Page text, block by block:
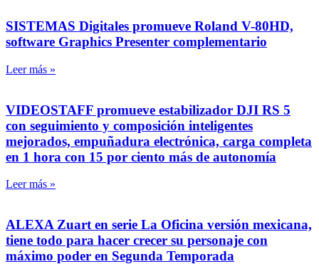
SISTEMAS Digitales promueve Roland V-80HD,
software Graphics Presenter complementario
Leer más »
VIDEOSTAFF promueve estabilizador DJI RS 5
con seguimiento y composición inteligentes
mejorados, empuñadura electrónica, carga completa
en 1 hora con 15 por ciento más de autonomía
Leer más »
ALEXA Zuart en serie La Oficina versión mexicana,
tiene todo para hacer crecer su personaje con
máximo poder en Segunda Temporada